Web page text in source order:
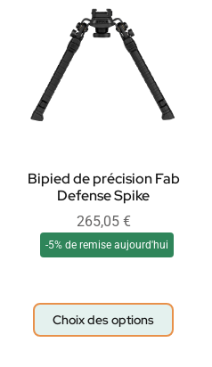
Bipied de précision Fab
Defense Spike
265,05 €
-5% de remise aujourd'hui
Choix des options